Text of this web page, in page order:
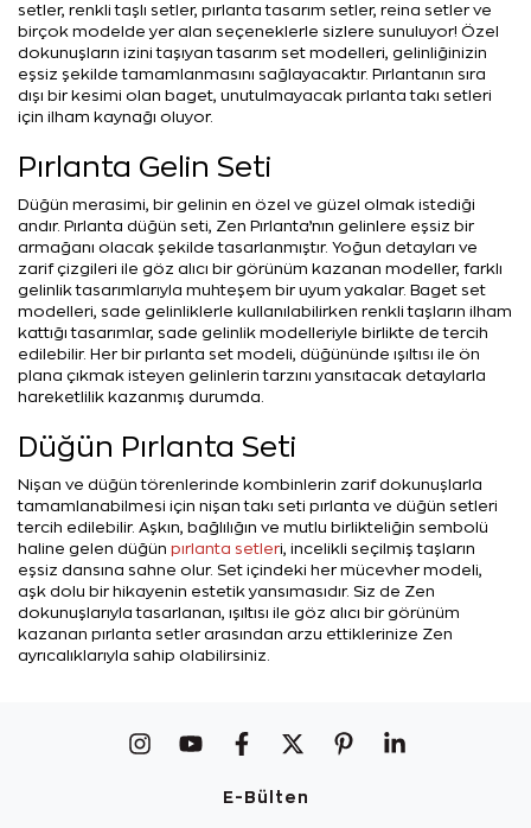
setler, renkli taşlı setler, pırlanta tasarım setler, reina setler ve
birçok modelde yer alan seçeneklerle sizlere sunuluyor! Özel
dokunuşların izini taşıyan tasarım set modelleri, gelinliğinizin
eşsiz şekilde tamamlanmasını sağlayacaktır. Pırlantanın sıra
dışı bir kesimi olan baget, unutulmayacak pırlanta takı setleri
için ilham kaynağı oluyor.
Pırlanta Gelin Seti
Düğün merasimi, bir gelinin en özel ve güzel olmak istediği
andır. Pırlanta düğün seti, Zen Pırlanta’nın gelinlere eşsiz bir
armağanı olacak şekilde tasarlanmıştır. Yoğun detayları ve
zarif çizgileri ile göz alıcı bir görünüm kazanan modeller, farklı
gelinlik tasarımlarıyla muhteşem bir uyum yakalar. Baget set
modelleri, sade gelinliklerle kullanılabilirken renkli taşların ilham
kattığı tasarımlar, sade gelinlik modelleriyle birlikte de tercih
edilebilir. Her bir pırlanta set modeli, düğününde ışıltısı ile ön
plana çıkmak isteyen gelinlerin tarzını yansıtacak detaylarla
hareketlilik kazanmış durumda.
Düğün Pırlanta Seti
Nişan ve düğün törenlerinde kombinlerin zarif dokunuşlarla
tamamlanabilmesi için nişan takı seti pırlanta ve düğün setleri
tercih edilebilir. Aşkın, bağlılığın ve mutlu birlikteliğin sembolü
haline gelen düğün pırlanta setleri, incelikli seçilmiş taşların
eşsiz dansına sahne olur. Set içindeki her mücevher modeli,
aşk dolu bir hikayenin estetik yansımasıdır. Siz de Zen
dokunuşlarıyla tasarlanan, ışıltısı ile göz alıcı bir görünüm
kazanan pırlanta setler arasından arzu ettiklerinize Zen
ayrıcalıklarıyla sahip olabilirsiniz.
E-Bülten